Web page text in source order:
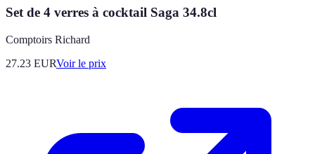
Set de 4 verres à cocktail Saga 34.8cl
Comptoirs Richard
27.23 EURVoir le prix